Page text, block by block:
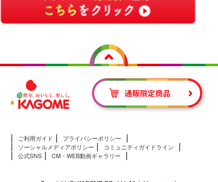
ご利用ガイド
プライバシーポリシー
ソーシャルメディアポリシー
コミュニティガイドライン
公式SNS
CM・WEB動画ギャラリー